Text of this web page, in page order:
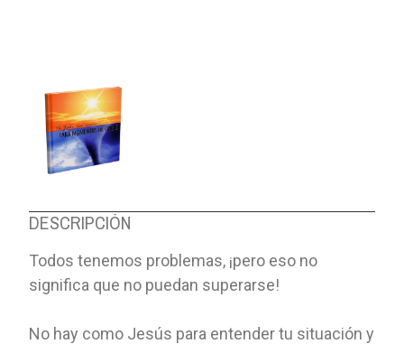
DESCRIPCIÓN
Todos tenemos problemas, ¡pero eso no
significa que no puedan superarse!
No hay como Jesús para entender tu situación y